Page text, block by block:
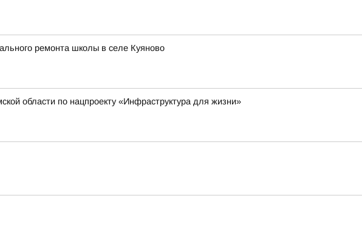
ремонта школы в селе Куяново
области по нацпроекту «Инфраструктура для жизни»